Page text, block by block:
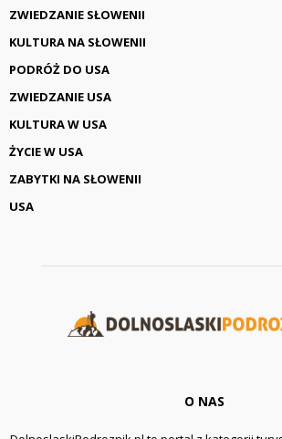
ZWIEDZANIE SŁOWENII
KULTURA NA SŁOWENII
PODRÓŻ DO USA
ZWIEDZANIE USA
KULTURA W USA
ŻYCIE W USA
ZABYTKI NA SŁOWENII
USA
O NAS